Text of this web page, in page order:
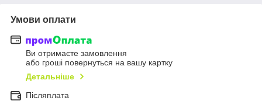
Умови оплати
Ви отримаєте замовлення
або гроші повернуться на вашу картку
Детальніше
Післяплата